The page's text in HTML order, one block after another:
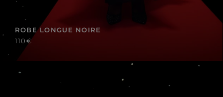
ROBE LONGUE NOIRE
110€